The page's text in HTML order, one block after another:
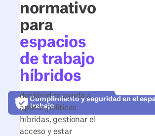
Cumplimiento y seguridad en el
trabajo
normativo
para
espacios
de trabajo
híbridos
deskbird te ayuda a
aplicar políticas
híbridas, gestionar el
acceso y estar